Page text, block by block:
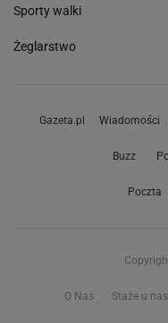
Sporty walki
Żeglarstwo
Gazeta.pl Wiadomości
Buzz
Poczta
O Nas Staże u nas